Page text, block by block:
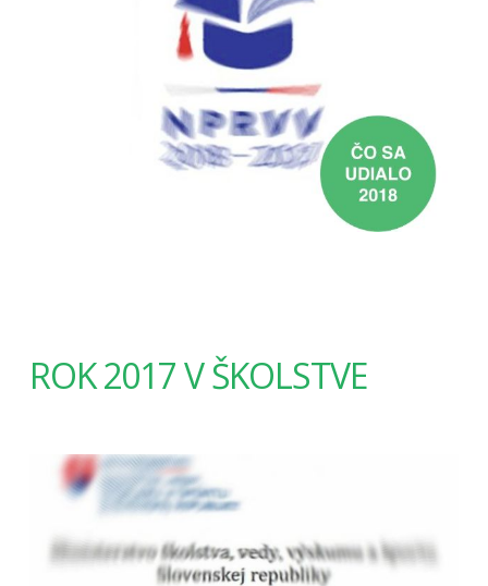
ROK 2017 V ŠKOLSTVE